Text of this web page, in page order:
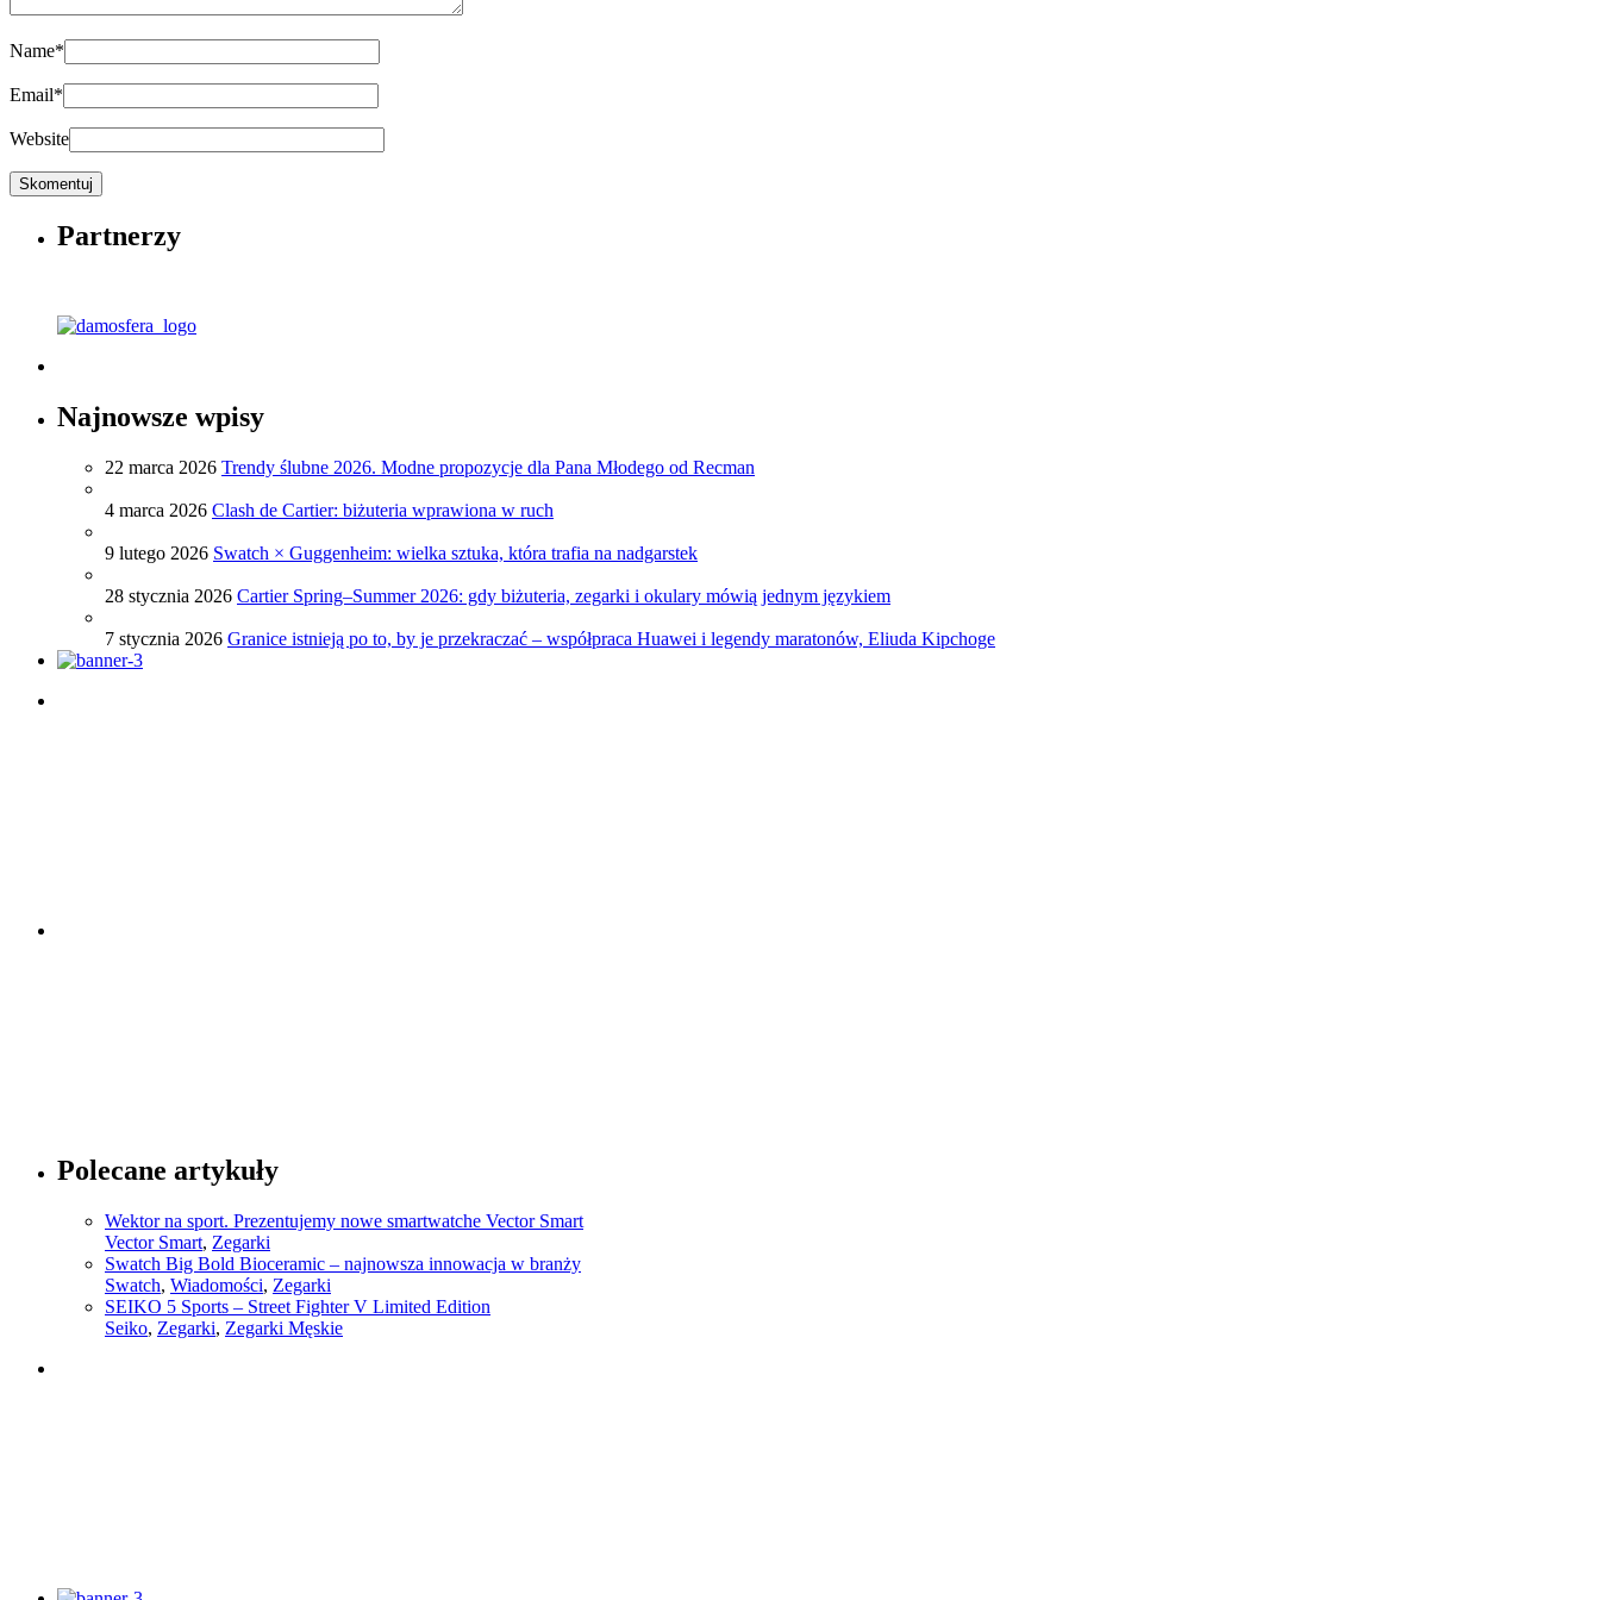
Name*
Email*
Website
Partnerzy
Najnowsze wpisy
22 marca 2026 Trendy ślubne 2026. Modne propozycje dla Pana Młodego od Recman
4 marca 2026 Clash de Cartier: biżuteria wprawiona w ruch
9 lutego 2026 Swatch × Guggenheim: wielka sztuka, która trafia na nadgarstek
28 stycznia 2026 Cartier Spring–Summer 2026: gdy biżuteria, zegarki i okulary mówią jednym językiem
7 stycznia 2026 Granice istnieją po to, by je przekraczać – współpraca Huawei i legendy maratonów, Eliuda Kipchoge
Polecane artykuły
Wektor na sport. Prezentujemy nowe smartwatche Vector Smart
Vector Smart, Zegarki
Swatch Big Bold Bioceramic – najnowsza innowacja w branży
Swatch, Wiadomości, Zegarki
SEIKO 5 Sports – Street Fighter V Limited Edition
Seiko, Zegarki, Zegarki Męskie